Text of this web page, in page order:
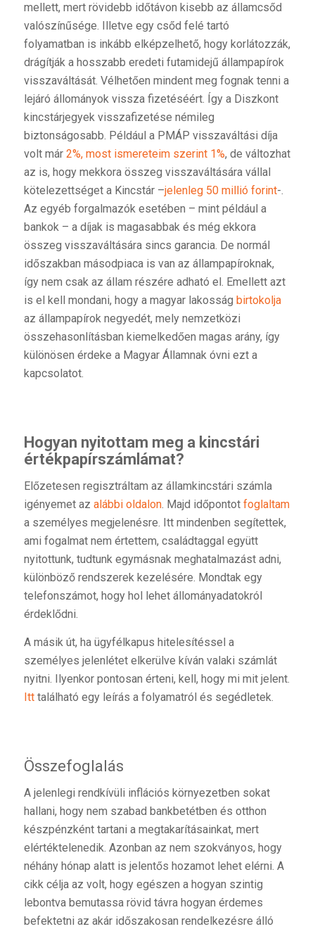
mellett, mert rövidebb időtávon kisebb az államcsőd
valószínűsége. Illetve egy csőd felé tartó
folyamatban is inkább elképzelhető, hogy korlátozzák,
drágítják a hosszabb eredeti futamidejű állampapírok
visszaváltását. Vélhetően mindent meg fognak tenni a
lejáró állományok vissza fizetéséért. Így a Diszkont
kincstárjegyek visszafizetése némileg
biztonságosabb. Például a PMÁP visszaváltási díja
volt már 2%, most ismereteim szerint 1%, de változhat
az is, hogy mekkora összeg visszaváltására vállal
kötelezettséget a Kincstár –jelenleg 50 millió forint-.
Az egyéb forgalmazók esetében – mint például a
bankok – a díjak is magasabbak és még ekkora
összeg visszaváltására sincs garancia. De normál
időszakban másodpiaca is van az állampapíroknak,
így nem csak az állam részére adható el. Emellett azt
is el kell mondani, hogy a magyar lakosság birtokolja
az állampapírok negyedét, mely nemzetközi
összehasonlításban kiemelkedően magas arány, így
különösen érdeke a Magyar Államnak óvni ezt a
kapcsolatot.
Hogyan nyitottam meg a kincstári
értékpapírszámlámat?
Előzetesen regisztráltam az államkincstári számla
igényemet az alábbi oldalon. Majd időpontot foglaltam
a személyes megjelenésre. Itt mindenben segítettek,
ami fogalmat nem értettem, családtaggal együtt
nyitottunk, tudtunk egymásnak meghatalmazást adni,
különböző rendszerek kezelésére. Mondtak egy
telefonszámot, hogy hol lehet állományadatokról
érdeklődni.
A másik út, ha ügyfélkapus hitelesítéssel a
személyes jelenlétet elkerülve kíván valaki számlát
nyitni. Ilyenkor pontosan érteni, kell, hogy mi mit jelent.
Itttalálható egy leírás a folyamatról és segédletek.
Összefoglalás
A jelenlegi rendkívüli inflációs környezetben sokat
hallani, hogy nem szabad bankbetétben és otthon
készpénzként tartani a megtakarításainkat, mert
elértéktelenedik. Azonban az nem szokványos, hogy
néhány hónap alatt is jelentős hozamot lehet elérni. A
cikk célja az volt, hogy egészen a hogyan szintig
lebontva bemutassa rövid távra hogyan érdemes
befektetni az akár időszakosan rendelkezésre álló